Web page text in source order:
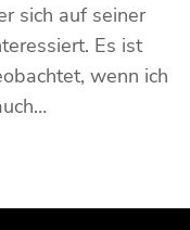
sich auf seiner
Es ist
wenn ich